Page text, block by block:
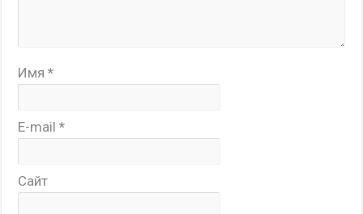
Имя*
E-mail*
Сайт